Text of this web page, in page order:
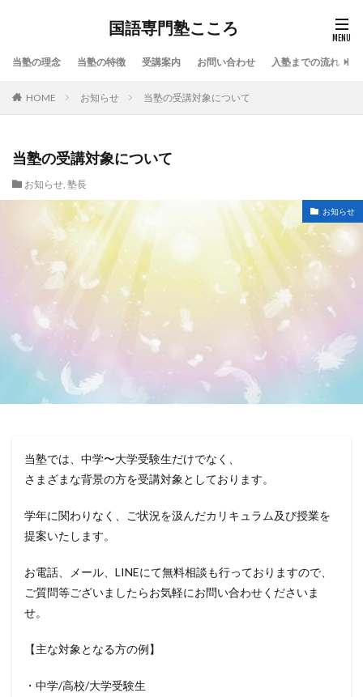
国語専門塾こころ
当塾の理念 当塾の特徴 受講案内 お問い合わせ 入塾までの流れ
HOME お知らせ 当塾の受講対象について
当塾の受講対象について
お知らせ, 塾長
お知らせ
当塾では、中学〜大学受験生だけでなく、
さまざまな背景の方を受講対象としております。
学年に関わりなく、ご状況を汲んだカリキュラム及び授業を
提案いたします。
お電話、メール、LINEにて無料相談も行っておりますので、
ご質問等ございましたらお気軽にお問い合わせくださいま
せ。
【主な対象となる方の例】
・中学/高校/大学受験生